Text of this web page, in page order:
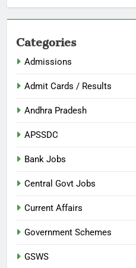
Categories
Admissions
Admit Cards / Results
Andhra Pradesh
APSSDC
Bank Jobs
Central Govt Jobs
Current Affairs
Government Schemes
GSWS